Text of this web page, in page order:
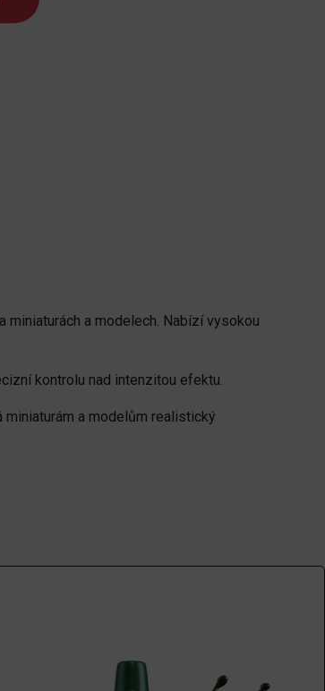
miniaturách a modelech. Nabízí vysokou
kontrolu nad intenzitou efektu.
miniaturám a modelům realistický